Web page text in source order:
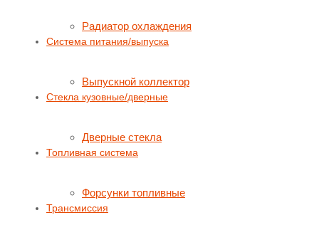
Радиатор охлаждения
Система питания/выпуска
Выпускной коллектор
Стекла кузовные/дверные
Дверные стекла
Топливная система
Форсунки топливные
Трансмиссия